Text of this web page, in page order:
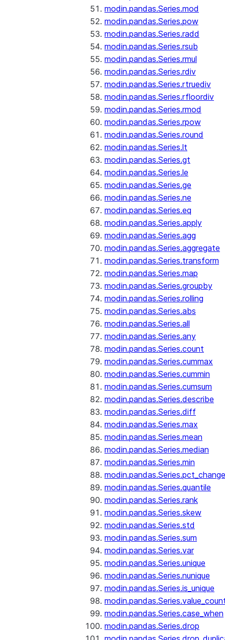
modin.pandas.Series.mod
modin.pandas.Series.pow
modin.pandas.Series.radd
modin.pandas.Series.rsub
modin.pandas.Series.rmul
modin.pandas.Series.rdiv
modin.pandas.Series.rtruediv
modin.pandas.Series.rfloordiv
modin.pandas.Series.rmod
modin.pandas.Series.rpow
modin.pandas.Series.round
modin.pandas.Series.lt
modin.pandas.Series.gt
modin.pandas.Series.le
modin.pandas.Series.ge
modin.pandas.Series.ne
modin.pandas.Series.eq
modin.pandas.Series.apply
modin.pandas.Series.agg
modin.pandas.Series.aggregate
modin.pandas.Series.transform
modin.pandas.Series.map
modin.pandas.Series.groupby
modin.pandas.Series.rolling
modin.pandas.Series.abs
modin.pandas.Series.all
modin.pandas.Series.any
modin.pandas.Series.count
modin.pandas.Series.cummax
modin.pandas.Series.cummin
modin.pandas.Series.cumsum
modin.pandas.Series.describe
modin.pandas.Series.diff
modin.pandas.Series.max
modin.pandas.Series.mean
modin.pandas.Series.median
modin.pandas.Series.min
modin.pandas.Series.pct_change
modin.pandas.Series.quantile
modin.pandas.Series.rank
modin.pandas.Series.skew
modin.pandas.Series.std
modin.pandas.Series.sum
modin.pandas.Series.var
modin.pandas.Series.unique
modin.pandas.Series.nunique
modin.pandas.Series.is_unique
modin.pandas.Series.case_when
modin.pandas.Series.drop